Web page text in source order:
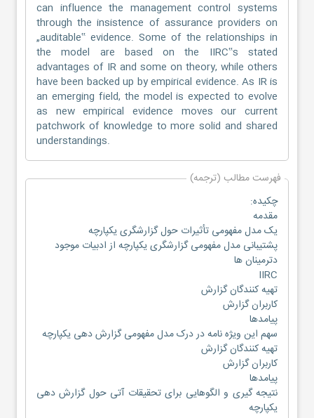
can influence the management control systems
through the insistence of assurance providers on
„auditable‟ evidence. Some of the relationships in
the model are based on the IIRC‟s stated
advantages of IR and some on theory, while others
have been backed up by empirical evidence. As IR is
an emerging field, the model is expected to evolve
as new empirical evidence moves our current
patchwork of knowledge to more solid and shared
understandings.
فهرست مطالب (ترجمه)
چکیده:
مقدمه
یک مدل مفهومی تأثیرات حول گزارشگری یکپارچه
پشتیبانی مدل مفهومی گزارشگری یکپارچه از ادبیات موجود
دترمینان ها
IIRC
تهیه کنندگان گزارش
کاربران گزارش
پیامدها
سهم این ویژه نامه در درک مدل مفهومی گزارش دهی یکپارچه
تهیه کنندگان گزارش
کاربران گزارش
پیامدها
نتیجه گیری و الگوهایی برای تحقیقات آتی حول گزارش دهی
یکپارچه